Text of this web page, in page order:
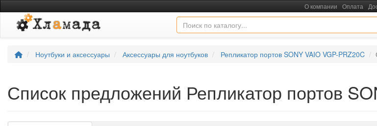
О компании Оплата
Ноутбуки и аксессуары Аксессуары для ноутбуков Репликатор портов SONY VAIO VGP-PRZ20C
Список предложений Репликатор портов